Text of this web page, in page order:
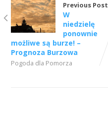
Previous Post
W
niedzielę
ponownie
możliwe są burze! –
Prognoza Burzowa
Pogoda dla Pomorza